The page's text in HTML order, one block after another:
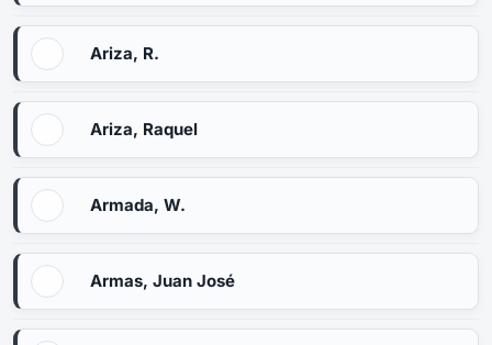
Ariza, R.
Ariza, Raquel
Armada, W.
Armas, Juan José